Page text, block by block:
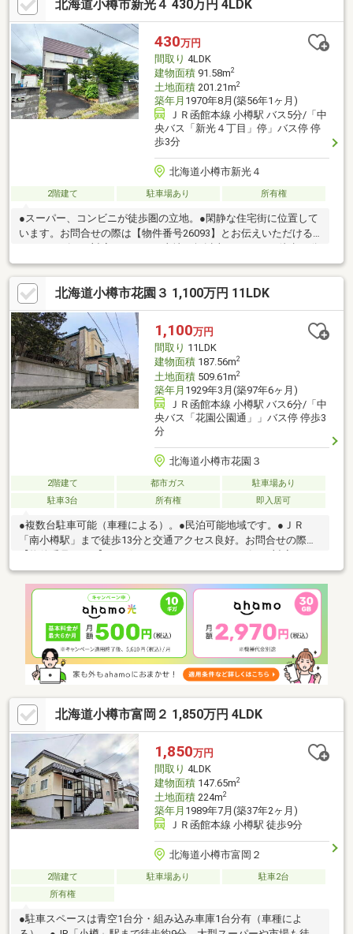
シャワー付洗面化粧台、ＴＶモニタ付インターホン、都市ガス、
小学校 徒歩10分以内
北海道小樽市新光４ 430万円 4LDK
430万円
間取り 4LDK
建物面積91.58m2
土地面積201.21m2
築年月 1970年8月(築56年1ヶ月)
ＪＲ函館本線 小樽駅 バス5分/「中
央バス「新光４丁目」停」バス停 停
歩3分
北海道小樽市新光４
2階建て 駐車場あり 所有権
●スーパー、コンビニが徒歩圏の立地。●閑静な住宅街に位置して
います。お問合せの際は【物件番号26093】とお伝えいただける
以内、市街地が近い、閑静な住宅地、前道６ｍ以上、和室、整形
地、庭、２階建、浴室に窓、南西向き、全居室６畳以上、平坦地
北海道小樽市花園３ 1,100万円 11LDK
1,100万円
間取り 11LDK
建物面積187.56m2
土地面積509.61m2
築年月 1929年3月(築97年6ヶ月)
ＪＲ函館本線 小樽駅 バス6分/「中
央バス「花園公園通」」バス停 停歩3
分
北海道小樽市花園３
2階建て 都市ガス
駐車場あり
駐車3台
所有権 即入居可
●複数台駐車可能（車種による）。●民泊可能地域です。●ＪＲ
「南小樽駅」まで徒歩13分と交通アクセス良好。お問合せの際は
ます。駐車３台以上可、即引渡可、土地100坪以上、スーパー 徒
歩10分以内、始発駅、整形地、２階建、都市ガス、小学校 徒歩10
北海道小樽市富岡２ 1,850万円 4LDK
1,850万円
間取り 4LDK
建物面積147.65m2
土地面積224m2
築年月 1989年7月(築37年2ヶ月)
ＪＲ函館本線 小樽駅 徒歩9分
北海道小樽市富岡２
2階建て 駐車場あり
駐車2台
所有権
●駐車スペースは青空1台分・組み込み車庫1台分有（車種によ